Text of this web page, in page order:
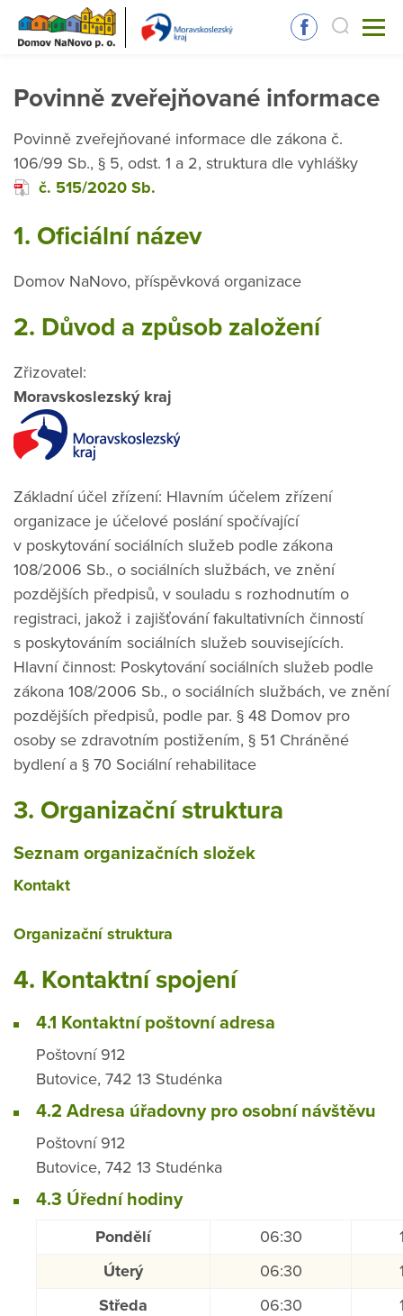
Povinně zveřejňované informace
Povinně zveřejňované informace dle zákona č.
106/99 Sb., § 5, odst. 1 a 2, struktura dle vyhlášky
č. 515/2020 Sb.
1. Oficiální název
Domov NaNovo, příspěvková organizace
2. Důvod a způsob založení
Zřizovatel:
Moravskoslezský kraj
Základní účel zřízení: Hlavním účelem zřízení
organizace je účelové poslání spočívající
v poskytování sociálních služeb podle zákona
108/2006 Sb., o sociálních službách, ve znění
pozdějších předpisů, v souladu s rozhodnutím o
registraci, jakož i zajišťování fakultativních činností
s poskytováním sociálních služeb souvisejících.
Hlavní činnost: Poskytování sociálních služeb podle
zákona 108/2006 Sb., o sociálních službách, ve znění
pozdějších předpisů, podle par. § 48 Domov pro
osoby se zdravotním postižením, § 51 Chráněné
bydlení a § 70 Sociální rehabilitace
3. Organizační struktura
Seznam organizačních složek
Kontakt
Organizační struktura
4. Kontaktní spojení
​4.1 Kontaktní poštovní adresa
Poštovní 912
Butovice, 742 13 Studénka
4.2 Adresa úřadovny pro osobní návštěvu
Poštovní 912
Butovice, 742 13 Studénka
4.3 Úřední hodiny
Pondělí 06:30
Úterý
06:30
Středa
06:30